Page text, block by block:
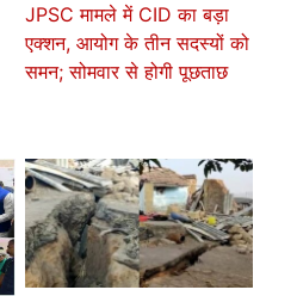
JPSC मामले में CID का बड़ा
एक्शन, आयोग के तीन सदस्यों को
समन; सोमवार से होगी पूछताछ